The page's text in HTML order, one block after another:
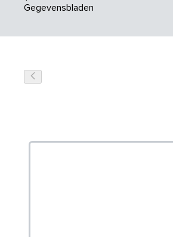
Gegevensbladen